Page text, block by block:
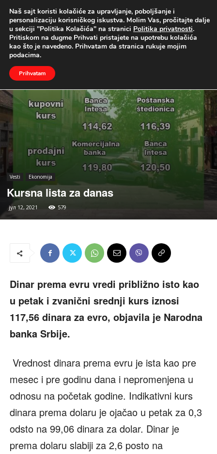
UŽIVO
Naslovna Vesti Ekonomija
Vesti Ekonomija
Kursna lista za danas
јул 12, 2021 579
Dinar prema evru vredi približno isto kao
u petak i zvanični srednji kurs iznosi
117,56 dinara za evro, objavila je Narodna
banka Srbije.
Vrednost dinara prema evru je ista kao pre
mesec i pre godinu dana i nepromenjena u
odnosu na početak godine. Indikativni kurs
dinara prema dolaru je ojačao u petak za 0,3
odsto na 99,06 dinara za dolar. Dinar je
prema dolaru slabiji za 2,6 posto na
Naš sajt koristi kolačiće za upravljanje, poboljšanje i
personalizaciju korisničkog iskustva. Molim Vas, pročitajte dalje
u sekciji "Politika Kolačića" na stranici Politika privatnosti.
Pritiskom na dugme Prihvati pristajete na upotrebu kolačića
kao što je navedeno. Prihvatam da stranica rukuje mojim
podacima.
Prihvatam